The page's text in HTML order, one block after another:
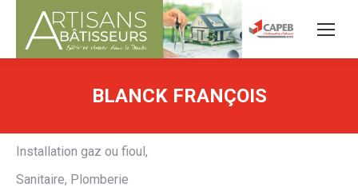
BLANCK FRANÇOIS
Installation gaz ou fioul,
Sanitaire, Plomberie